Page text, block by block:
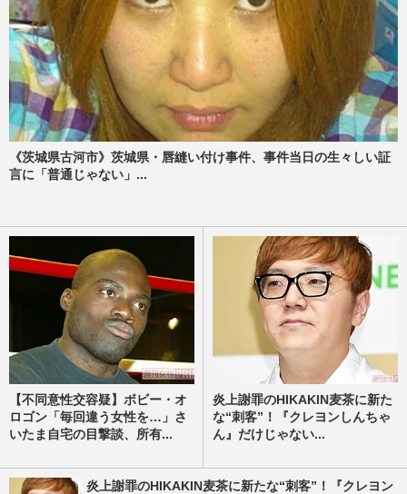
《茨城県古河市》茨城県・唇縫い付け事件、事件当日の生々しい証
言に「普通じゃない」...
【不同意性交容疑】ボビー・オ
ロゴン「毎回違う女性を…」さ
いたま自宅の目撃談、所有...
炎上謝罪のHIKAKIN麦茶に新た
な“刺客”！『クレヨンしんちゃ
ん』だけじゃない...
炎上謝罪のHIKAKIN麦茶に新たな“刺客”！『クレヨン